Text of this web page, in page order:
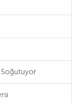
Soğutuyor